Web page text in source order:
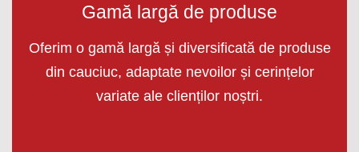
Gamă largă de produse
Oferim o gamă largă și diversificată de produse
din cauciuc, adaptate nevoilor și cerințelor
variate ale clienților noștri.